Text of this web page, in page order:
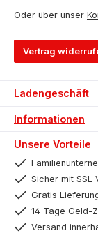
Oder über unser
Vertrag
Ladengeschäft
Informationen
Unsere Vorteile
Sicher mit
Gratis
14 Tage Geld-
Versand